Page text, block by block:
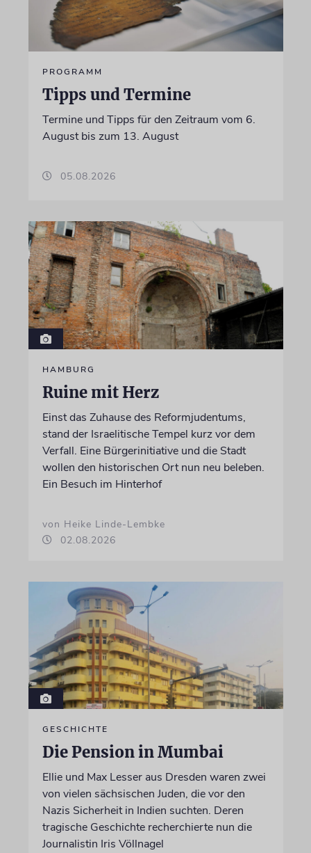
PROGRAMM
Tipps und Termine
Termine und Tipps für den Zeitraum vom 6.
August bis zum 13. August
05.08.2026
HAMBURG
Ruine mit Herz
Einst das Zuhause des Reformjudentums,
stand der Israelitische Tempel kurz vor dem
Verfall. Eine Bürgerinitiative und die Stadt
wollen den historischen Ort nun neu beleben.
Ein Besuch im Hinterhof
von Heike Linde-Lembke
02.08.2026
GESCHICHTE
Die Pension in Mumbai
Ellie und Max Lesser aus Dresden waren zwei
von vielen sächsischen Juden, die vor den
Nazis Sicherheit in Indien suchten. Deren
tragische Geschichte recherchierte nun die
Journalistin Iris Völlnagel